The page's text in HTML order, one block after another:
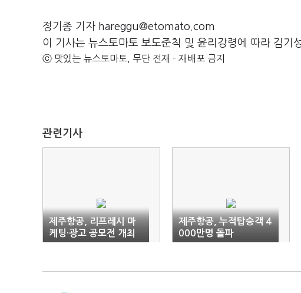
정기종 기자 hareggu@etomato.com
이 기사는 뉴스토마토 보도준칙 및 윤리강령에 따라 김기
ⓒ 맛있는 뉴스토마토, 무단 전재 - 재배포 금지
관련기사
제주항공, 리프레시 마
케팅·광고 공모전 개최
제주항공, 누적탑승객 4
000만명 돌파